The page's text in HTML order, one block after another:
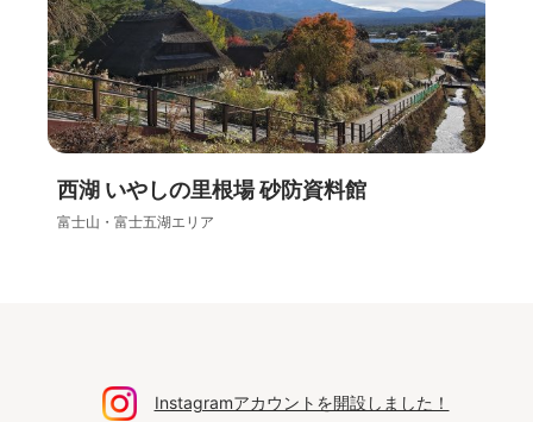
西湖 いやしの里根場 砂防資料館
富士山・富士五湖エリア
Instagramアカウントを開設しました！